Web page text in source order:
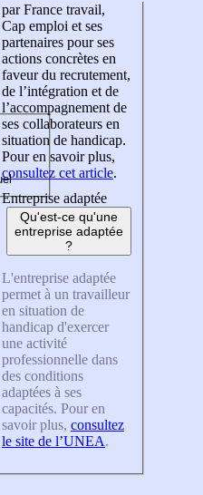
par France travail,
Cap emploi et ses
partenaires pour ses
actions concrètes en
faveur du recrutement,
de l’intégration et de
l’accompagnement de
ses collaborateurs en
situation de handicap.
Pour en savoir plus,
consultez cet article.
Entreprise adaptée
Qu'est-ce qu'une
entreprise adaptée
?
L'entreprise adaptée
permet à un travailleur
en situation de
handicap d'exercer
une activité
professionnelle dans
des conditions
adaptées à ses
capacités. Pour en
savoir plus, consultez
le site de l’UNEA.